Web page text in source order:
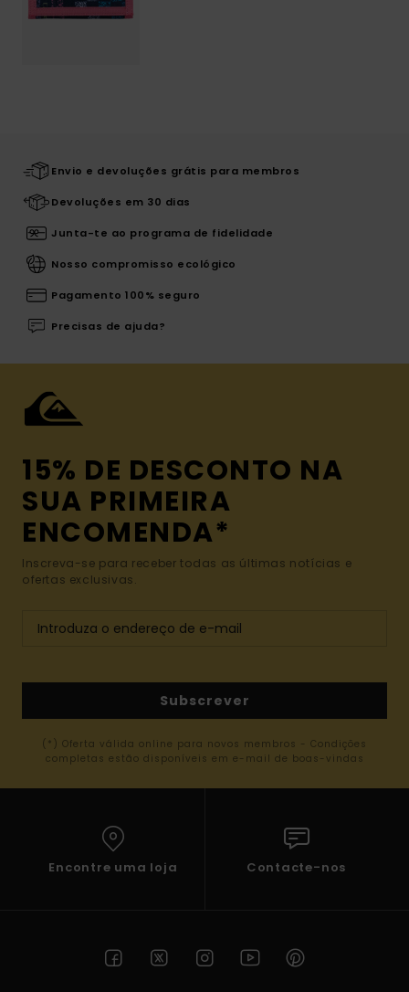
Envio e devoluções grátis para membros
Devoluções em 30 dias
Junta-te ao programa de fidelidade
Nosso compromisso ecológico
Pagamento 100% seguro
Precisas de ajuda?
15% DE DESCONTO NA
SUA PRIMEIRA
ENCOMENDA*
Inscreva-se para receber todas as últimas notícias e
ofertas exclusivas.
Subscrever
(*) Oferta válida online para novos membros - Condições
completas estão disponíveis em e-mail de boas-vindas
Encontre uma loja Contacte-nos